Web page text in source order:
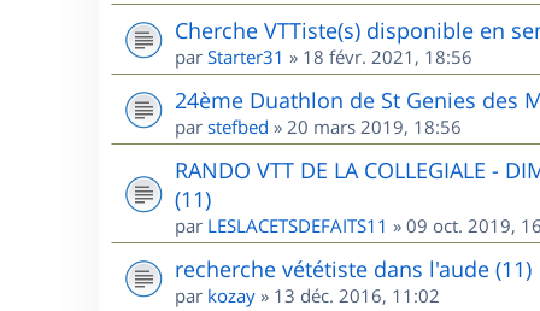
Cherche VTTiste(s) disponible en
par Starter31 » 18 févr. 2021, 18:56
24ème Duathlon de St Genies des
par stefbed » 20 mars 2019, 18:56
RANDO VTT DE LA COLLEGIALE -
(11)
par LESLACETSDEFAITS11 » 09 oct. 2019,
recherche vététiste dans l'aude (11)
par kozay » 13 déc. 2016, 11:02